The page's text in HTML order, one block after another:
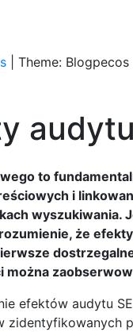
Theme: Blogpecos
to
i
wyszukiwania.
że
można
efektów audytu
zidentyfikowanych